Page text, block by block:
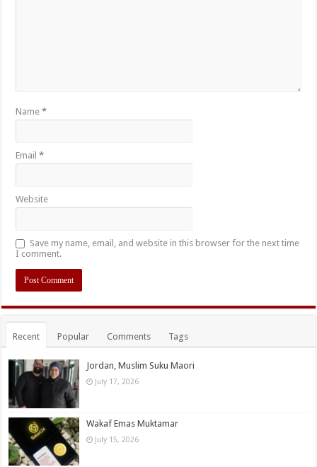
Name*
Email*
Website
Save my name, email, and website in this browser for the next time
I comment.
Recent Popular Comments Tags
Jordan, Muslim Suku Maori
July 17, 2026
Wakaf Emas Muktamar
July 15, 2026